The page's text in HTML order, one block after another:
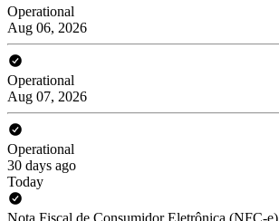
Operational
Aug 06, 2026
Operational
Aug 07, 2026
Operational
30 days ago
Today
Nota Fiscal de Consumidor Eletrônica (NFC-e)